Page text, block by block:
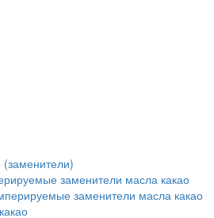
(заменители)
заменители масла какао
заменители масла какао